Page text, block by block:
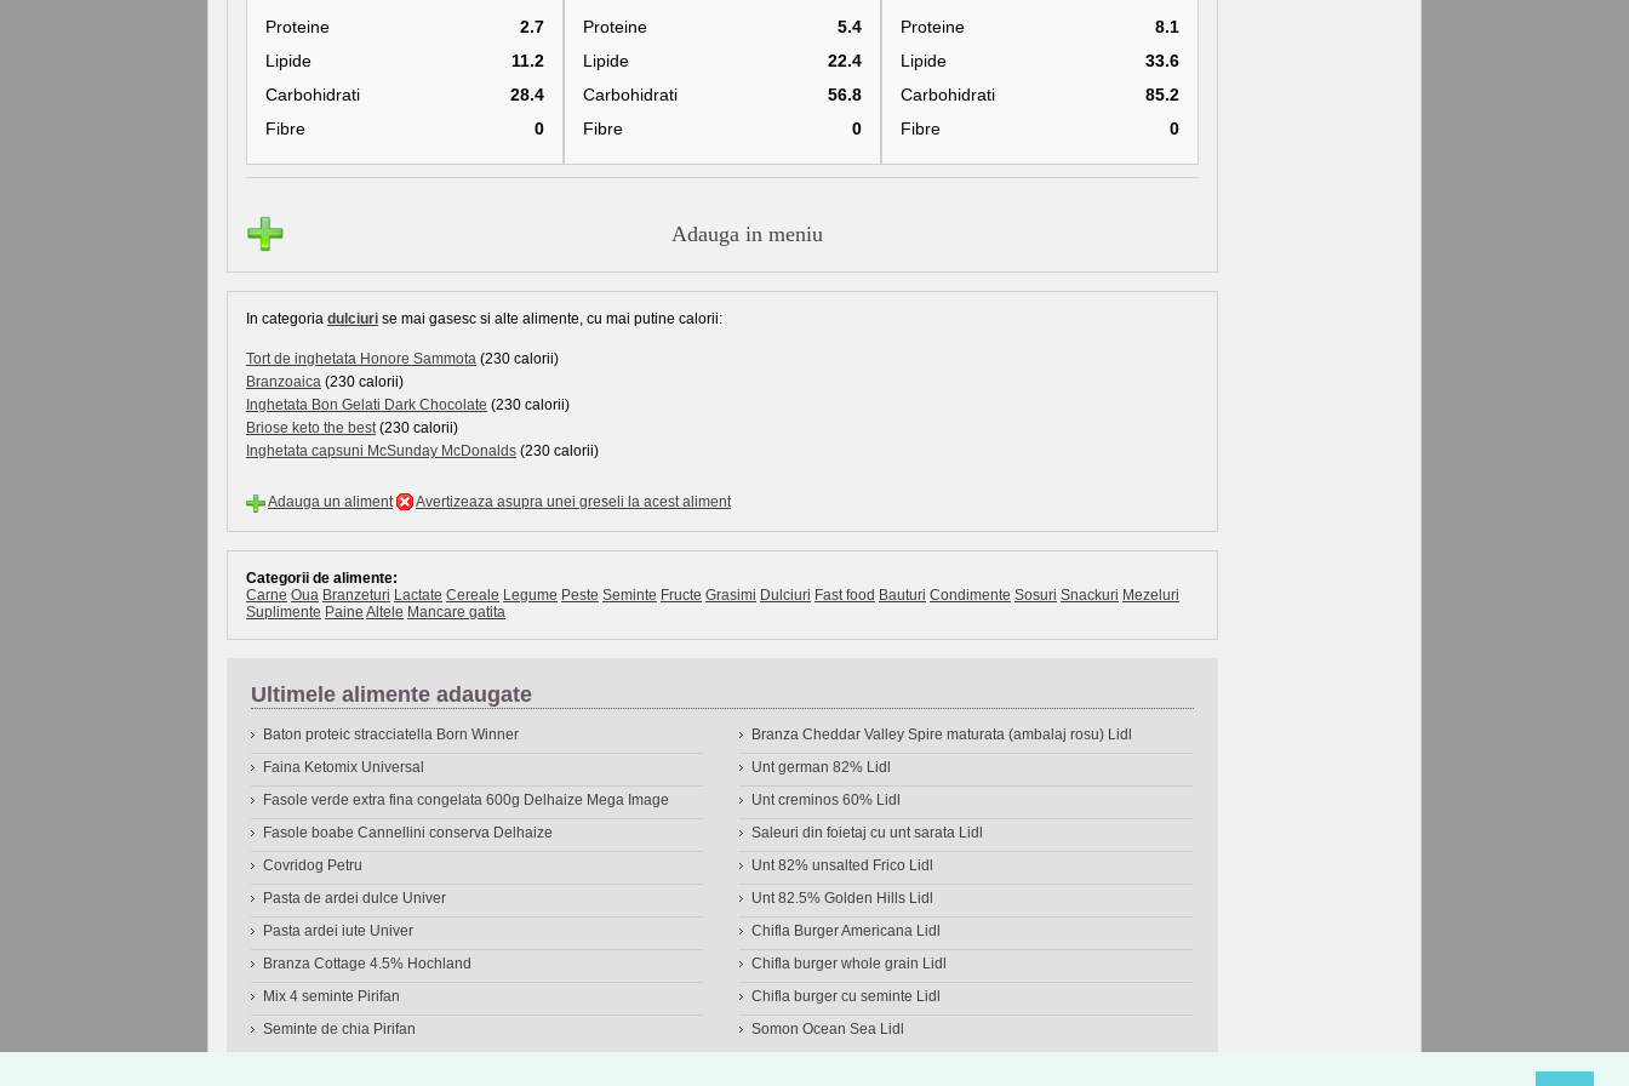
Proteine
2.7
Lipide
11.2
Carbohidrati
28.4
Fibre
0
Proteine
5.4
Lipide
22.4
Carbohidrati
56.8
Fibre
0
Proteine
8.1
Lipide
33.6
Carbohidrati
85.2
Fibre
0
Adauga in meniu
In categoria dulciuri se mai gasesc si alte alimente, cu mai putine calorii:
Tort de inghetata Honore Sammota (230 calorii)
Branzoaica (230 calorii)
Inghetata Bon Gelati Dark Chocolate (230 calorii)
Briose keto the best(230 calorii)
Inghetata capsuni McSunday McDonalds (230 calorii)
Adauga un aliment Avertizeaza asupra unei greseli la acest aliment
Categorii de alimente:
Carne Oua Branzeturi Lactate Cereale Legume Peste Seminte Fructe Grasimi Dulciuri Fast food Bauturi Condimente Sosuri Snackuri Mezeluri
Suplimente Paine Altele Mancare gatita
Ultimele alimente adaugate
Baton proteic stracciatella Born Winner
Faina Ketomix Universal
Fasole verde extra fina congelata 600g Delhaize Mega Image
Fasole boabe Cannellini conserva Delhaize
Covridog Petru
Pasta de ardei dulce Univer
Pasta ardei iute Univer
Branza Cottage 4.5% Hochland
Mix 4 seminte Pirifan
Seminte de chia Pirifan
Branza Cheddar Valley Spire maturata (ambalaj rosu) Lidl
Unt german 82% Lidl
Unt creminos 60% Lidl
Saleuri din foietaj cu unt sarata Lidl
Unt 82% unsalted Frico Lidl
Unt 82.5% Golden Hills Lidl
Chifla Burger Americana Lidl
Chifla burger whole grain Lidl
Chifla burger cu seminte Lidl
Somon Ocean Sea Lidl